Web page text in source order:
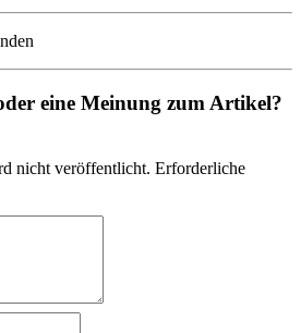
eine Meinung zum Artikel?
nicht veröffentlicht. Erforderliche